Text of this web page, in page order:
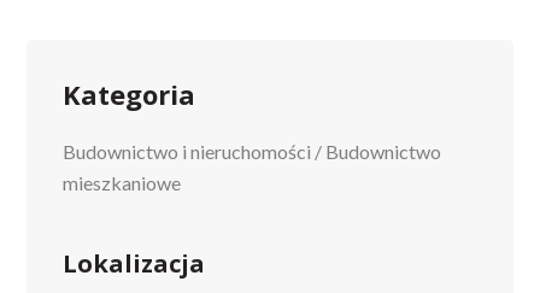
Kategoria
Budownictwo i nieruchomości / Budownictwo
mieszkaniowe
Lokalizacja